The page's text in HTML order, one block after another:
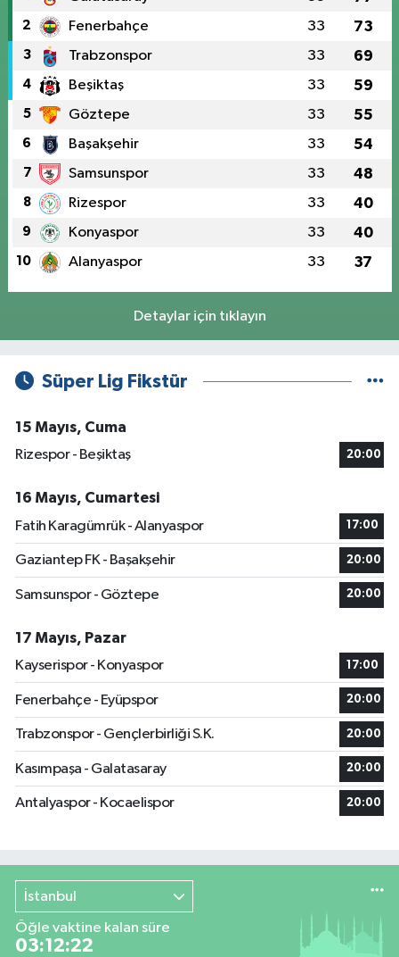
2 Fenerbahçe 33 73
3 Trabzonspor 33 69
4 Beşiktaş 33 59
5 Göztepe 33 55
6 Başakşehir 33 54
7 Samsunspor 33 48
8 Rizespor 33 40
9 Konyaspor 33 40
10 Alanyaspor 33 37
Detaylar için tıklayın
Süper Lig Fikstür
15 Mayıs, Cuma
Rizespor - Beşiktaş
20:00
16 Mayıs, Cumartesi
Fatih Karagümrük - Alanyaspor
17:00
Gaziantep FK - Başakşehir 20:00
Samsunspor - Göztepe 20:00
17 Mayıs, Pazar
Kayserispor - Konyaspor
17:00
Fenerbahçe - Eyüpspor 20:00
Trabzonspor - Gençlerbirliği S.K. 20:00
Kasımpaşa - Galatasaray 20:00
Antalyaspor - Kocaelispor 20:00
İstanbul
Öğle vaktine kalan süre
03:12:21